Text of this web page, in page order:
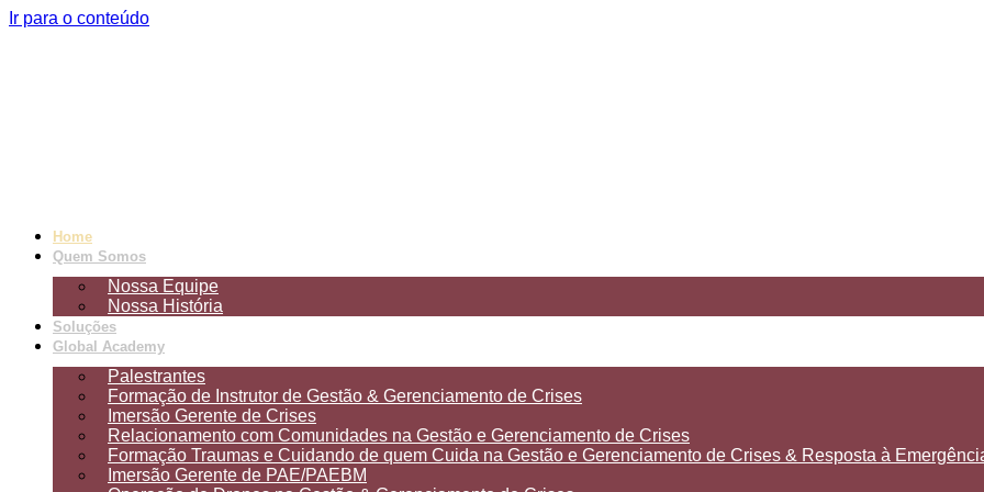
Ir para o conteúdo
Home
Quem Somos
Nossa Equipe
Nossa História
Soluções
Global Academy
Palestrantes
Formação de Instrutor de Gestão & Gerenciamento de Crises
Imersão Gerente de Crises
Relacionamento com Comunidades na Gestão e Gerenciamento de Crises
Formação Traumas e Cuidando de quem Cuida na Gestão e Gerenciamento de Crises & Resposta à
Imersão Gerente de PAE/PAEBM